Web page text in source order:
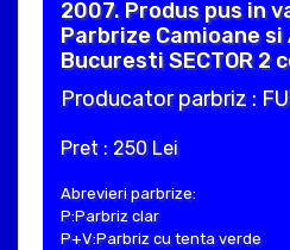
2007. Produs pus in
Parbrize Camioane
Bucuresti SECTOR 2
Producator parbriz :
Pret : 250 Lei
Abrevieri parbrize:
P:Parbriz clar
P+V:Parbriz cu tenta verde